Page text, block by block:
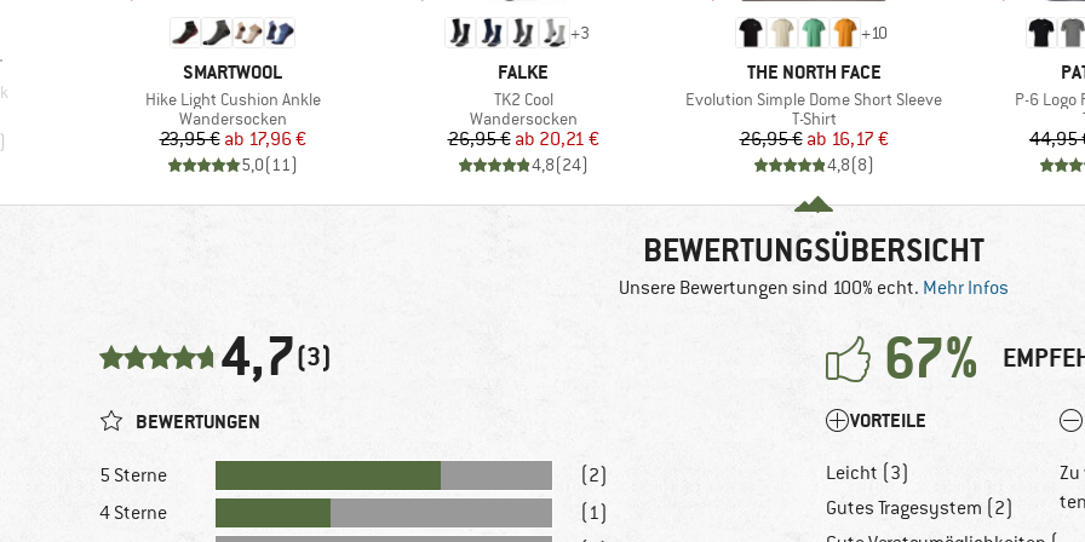
MARKE
SMARTWOOL
Artikel
Hike Light Cushion Ankle
Produktgruppe
Wandersocken
Preis
23,95 € reduzierter Preis
ab 17,96 €
5,0(11)
+3
MARKE
FALKE
Artikel
TK2 Cool
Produktgruppe
Wandersocken
Preis
26,95 € reduzierter Preis
ab 20,21 €
4,8(24)
+10
MARKE
THE NORTH FACE
Artikel
Evolution Simple Dome Short Sleeve
Produktgruppe
T-Shirt
Preis
26,95 € reduzierter Preis
ab 16,17 €
4,8(8)
Artikel
P-6 Logo
44,95
BEWERTUNGSÜBERSICHT
Unsere Bewertungen sind 100% echt. Mehr Infos
4,7(3) 67%
BEWERTUNGEN
5 Sterne
(2)
4 Sterne
(1)
VORTEILE
Leicht (3)
Gutes Tragesystem (2)